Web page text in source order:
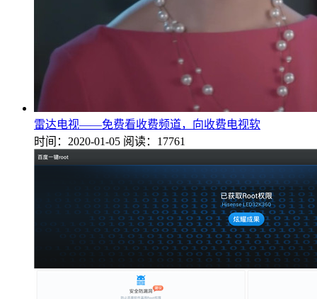
雷达电视——免费看收费频道，向收费电视软
时间：2020-01-05 阅读：17761